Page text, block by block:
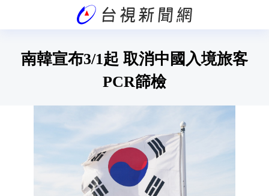
南韓宣布3/1起 取消中國入境旅客
PCR篩檢